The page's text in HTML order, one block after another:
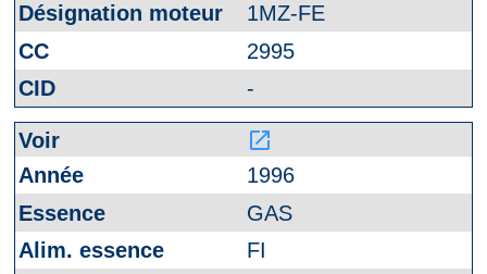
1MZ-FE
2995
-
launch
1996
GAS
FI